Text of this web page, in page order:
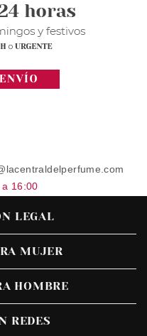
16:00
LEGAL
MUJER
HOMBRE
REDES